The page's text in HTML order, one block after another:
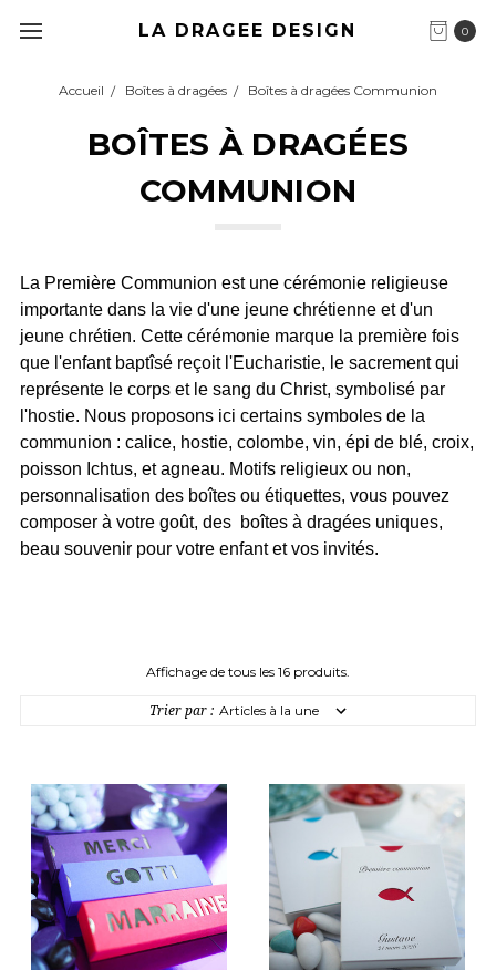
0
LA DRAGEE DESIGN
Accueil Boîtes à dragées Boîtes à dragées Communion
BOÎTES À DRAGÉES
COMMUNION
La Première Communion est une cérémonie religieuse
importante dans la vie d'une jeune chrétienne et d'un
jeune chrétien. Cette cérémonie marque la première fois
que l'enfant baptîsé reçoit l'Eucharistie, le sacrement qui
représente le corps et le sang du Christ, symbolisé par
l'hostie. Nous proposons ici certains symboles de la
communion : calice, hostie, colombe, vin, épi de blé, croix,
poisson Ichtus, et agneau. Motifs religieux ou non,
personnalisation des boîtes ou étiquettes, vous pouvez
composer à votre goût, des boîtes à dragées uniques,
beau souvenir pour votre enfant et vos invités.
Affichage de tous les 16 produits.
Trier par :